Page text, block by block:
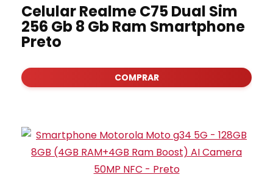
Celular Realme C75 Dual Sim
256 Gb 8 Gb Ram Smartphone
Preto
COMPRAR